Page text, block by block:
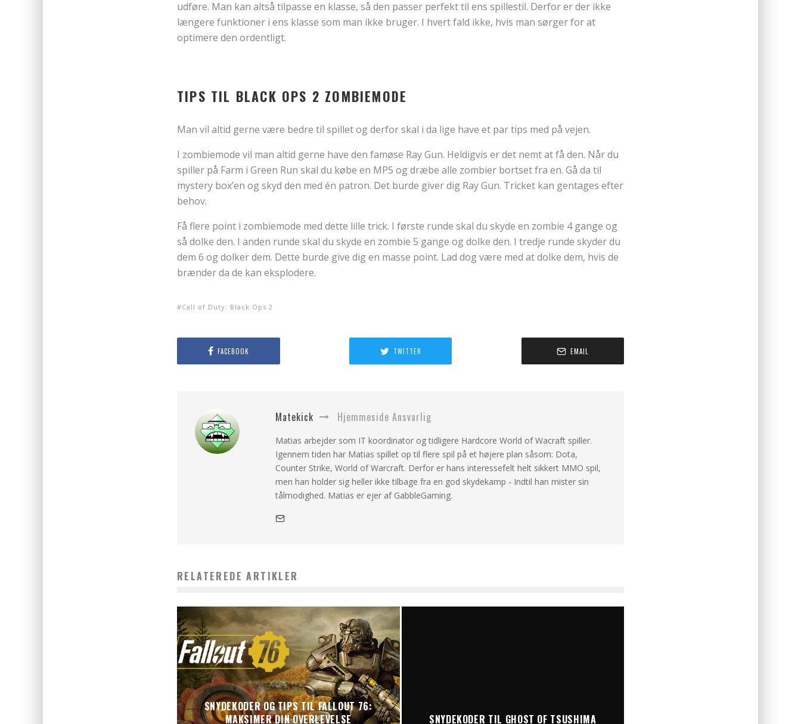
udføre. Man kan altså tilpasse en klasse, så den passer perfekt til ens spillestil. Derfor er der ikke
længere funktioner i ens klasse som man ikke bruger. I hvert fald ikke, hvis man sørger for at
optimere den ordentligt.
TIPS TIL BLACK OPS 2 ZOMBIEMODE
Man vil altid gerne være bedre til spillet og derfor skal i da lige have et par tips med på vejen.
I zombiemode vil man altid gerne have den famøse Ray Gun. Heldigvis er det nemt at få den. Når du
spiller på Farm i Green Run skal du købe en MP5 og dræbe alle zombier bortset fra en. Gå da til
mystery box’en og skyd den med én patron. Det burde giver dig Ray Gun. Tricket kan gentages efter
behov.
Få flere point i zombiemode med dette lille trick. I første runde skal du skyde en zombie 4 gange og
så dolke den. I anden runde skal du skyde en zombie 5 gange og dolke den. I tredje runde skyder du
dem 6 og dolker dem. Dette burde give dig en masse point. Lad dog være med at dolke dem, hvis de
brænder da de kan eksplodere.
Call of Duty: Black Ops 2
FACEBOOK TWITTER EMAIL
Matekick Hjemmeside Ansvarlig
Matias arbejder som IT koordinator og tidligere Hardcore World of Wacraft spiller.
Igennem tiden har Matias spillet op til flere spil på et højere plan såsom: Dota,
Counter Strike, World of Warcraft. Derfor er hans interessefelt helt sikkert MMO spil,
men han holder sig heller ikke tilbage fra en god skydekamp - Indtil han mister sin
tålmodighed. Matias er ejer af GabbleGaming.
RELATEREDE ARTIKLER
SNYDEKODER OG TIPS TIL FALLOUT 76:
MAKSIMER DIN OVERLEVELSE
SNYDEKODER TIL GHOST OF TSUSHIMA